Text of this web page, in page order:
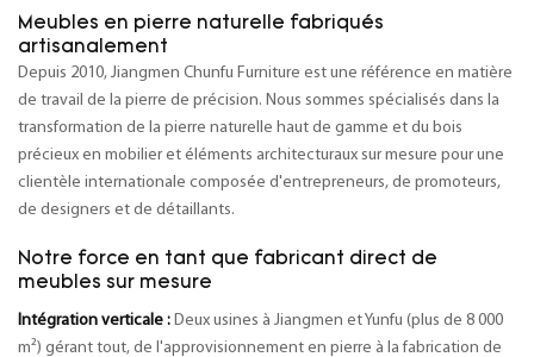
Meubles en pierre naturelle fabriqués
artisanalement
Depuis 2010, Jiangmen Chunfu Furniture est une référence en matière
de travail de la pierre de précision. Nous sommes spécialisés dans la
transformation de la pierre naturelle haut de gamme et du bois
précieux en mobilier et éléments architecturaux sur mesure pour une
clientèle internationale composée d'entrepreneurs, de promoteurs,
de designers et de détaillants.
Notre force en tant que fabricant direct de
meubles sur mesure
Intégration verticale : Deux usines à Jiangmen et Yunfu (plus de 8 000
m²) gérant tout, de l'approvisionnement en pierre à la fabrication de